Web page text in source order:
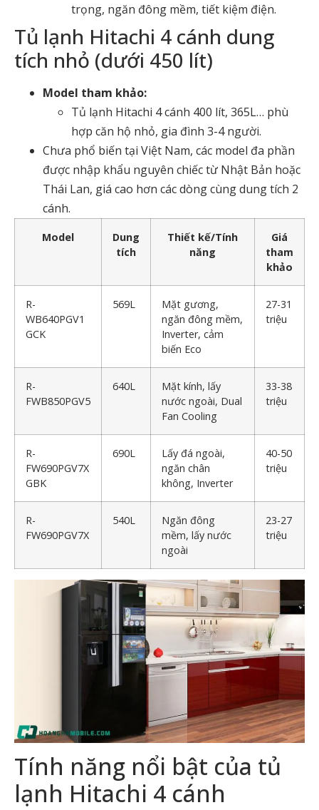
trọng, ngăn đông mềm, tiết kiệm điện.
Tủ lạnh Hitachi 4 cánh dung
tích nhỏ (dưới 450 lít)
Model tham khảo:
Tủ lạnh Hitachi 4 cánh 400 lít, 365L… phù
hợp căn hộ nhỏ, gia đình 3-4 người.
Chưa phổ biến tại Việt Nam, các model đa phần
được nhập khẩu nguyên chiếc từ Nhật Bản hoặc
Thái Lan, giá cao hơn các dòng cùng dung tích 2
cánh.
Model
Dung
tích
Thiết kế/Tính
năng
Giá
tham
khảo
R-
WB640PGV1
GCK
569L
Mặt gương,
ngăn đông mềm,
Inverter, cảm
biến Eco
27-31
triệu
R-
FWB850PGV5
640L
Mặt kính, lấy
nước ngoài, Dual
Fan Cooling
33-38
triệu
R-
FW690PGV7X
GBK
690L
Lấy đá ngoài,
ngăn chân
không, Inverter
40-50
triệu
R-
FW690PGV7X
540L
Ngăn đông
mềm, lấy nước
ngoài
23-27
triệu
Tính năng nổi bật của tủ
lạnh Hitachi 4 cánh